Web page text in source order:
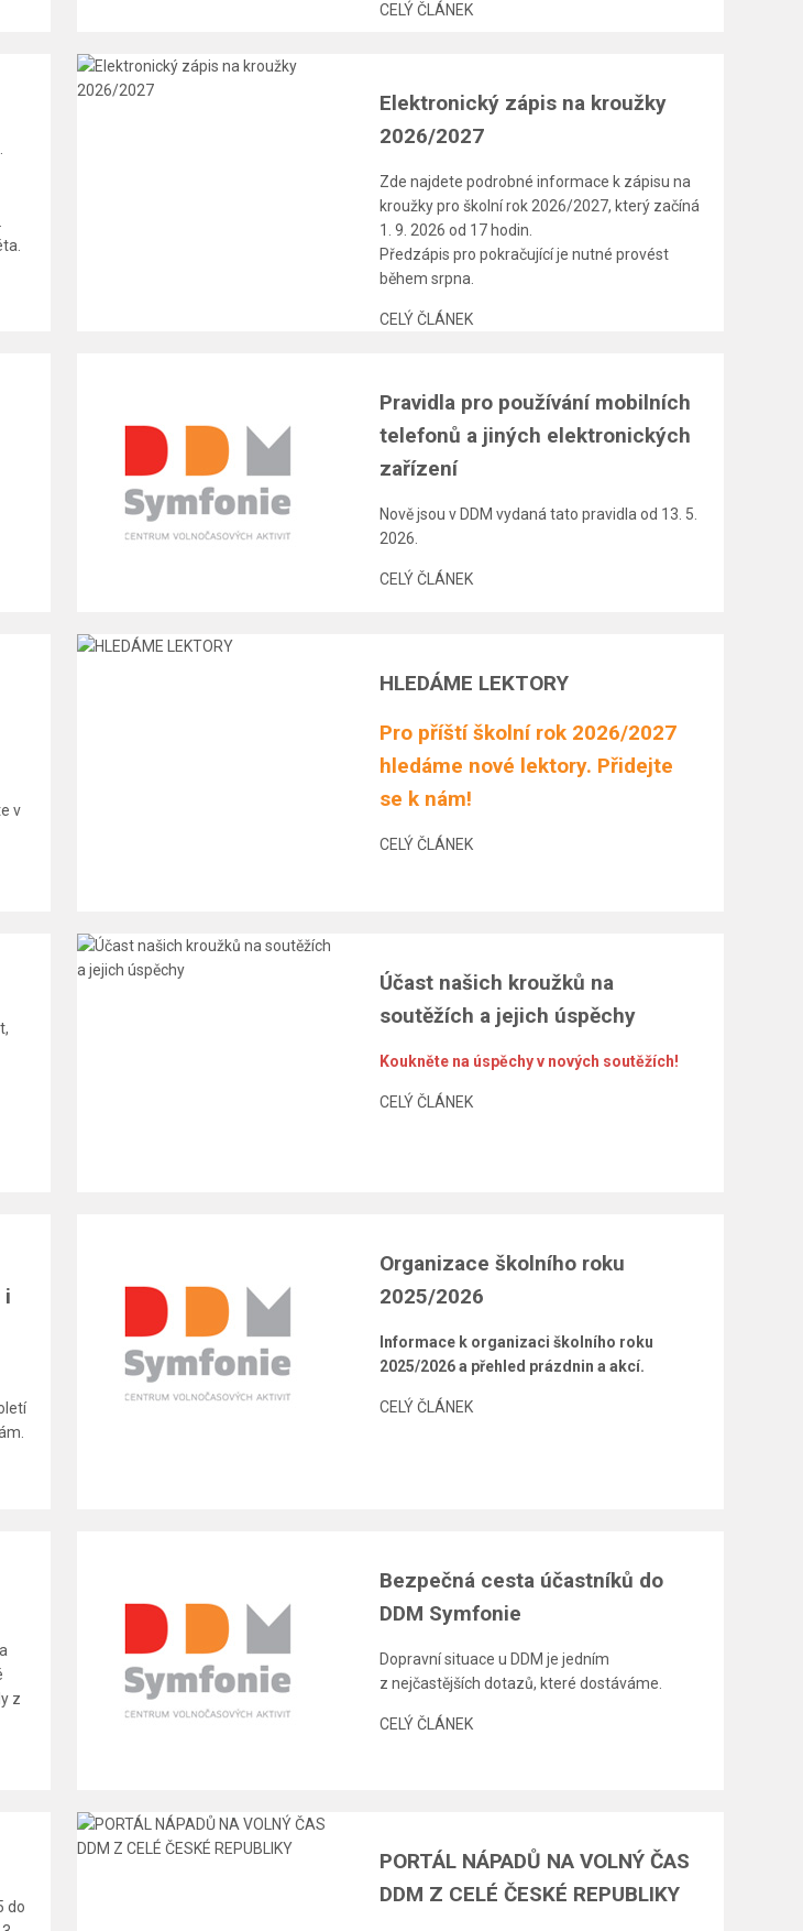
CELÝ ČLÁNEK
Elektronický zápis na kroužky
2026/2027
Zde najdete podrobné informace k zápisu na
kroužky pro školní rok 2026/2027, který začíná
1. 9. 2026 od 17 hodin.
Předzápis pro pokračující je nutné provést
během srpna.
CELÝ ČLÁNEK
Pravidla pro používání mobilních
telefonů a jiných elektronických
zařízení
Nově jsou v DDM vydaná tato pravidla od 13. 5.
2026.
CELÝ ČLÁNEK
v
HLEDÁME LEKTORY
Pro příští školní rok 2026/2027
hledáme nové lektory. Přidejte
se k nám!
CELÝ ČLÁNEK
Účast našich kroužků na
soutěžích a jejich úspěchy
Koukněte na úspěchy v nových soutěžích!
CELÝ ČLÁNEK
i
Organizace školního roku
2025/2026
Informace k organizaci školního roku
2025/2026 a přehled prázdnin a akcí.
CELÝ ČLÁNEK
z
Bezpečná cesta účastníků do
DDM Symfonie
Dopravní situace u DDM je jedním
z nejčastějších dotazů, které dostáváme.
CELÝ ČLÁNEK
do
PORTÁL NÁPADŮ NA VOLNÝ ČAS
DDM Z CELÉ ČESKÉ REPUBLIKY